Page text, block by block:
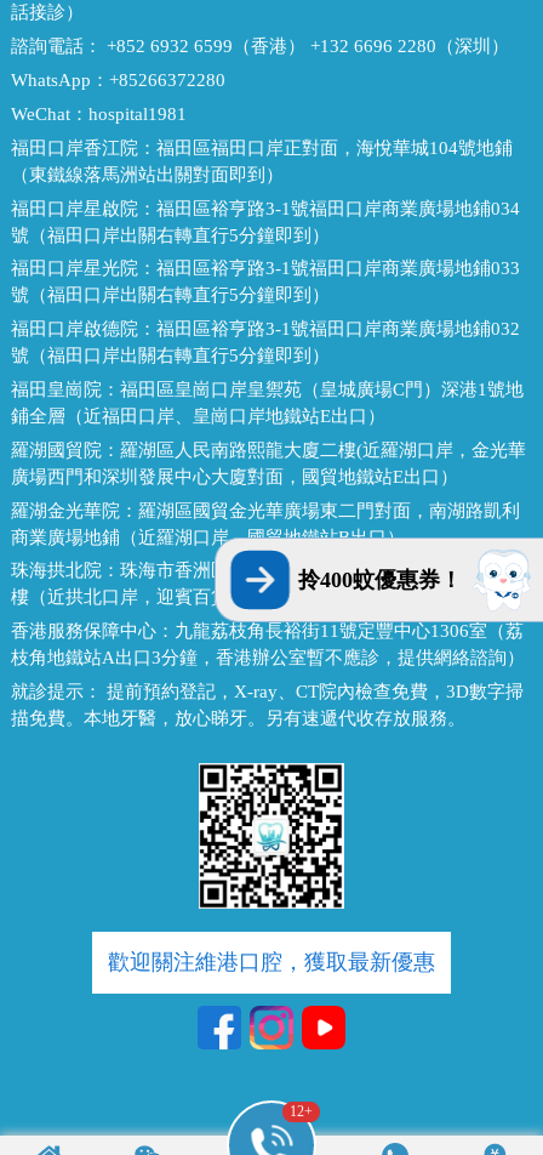
話接診）
諮詢電話： +852 6932 6599（香港） +132 6696 2280（深圳）
WhatsApp： +85266372280
WeChat： hospital1981
福田口岸香江院： 福田區福田口岸正對面，海悅華城104號地鋪
（東鐵線落馬洲站出關對面即到）
福田口岸星啟院： 福田區裕亨路3-1號福田口岸商業廣場地鋪034
號（福田口岸出關右轉直行5分鐘即到）
福田口岸星光院： 福田區裕亨路3-1號福田口岸商業廣場地鋪033
號（福田口岸出關右轉直行5分鐘即到）
福田口岸啟德院： 福田區裕亨路3-1號福田口岸商業廣場地鋪032
號（福田口岸出關右轉直行5分鐘即到）
福田皇崗院： 福田區皇崗口岸皇禦苑（皇城廣場C門）深港1號地
鋪全層（近福田口岸、皇崗口岸地鐵站E出口）
羅湖國貿院： 羅湖區人民南路熙龍大廈二樓(近羅湖口岸，金光華
廣場西門和深圳發展中心大廈對面，國貿地鐵站E出口）
羅湖金光華院： 羅湖區國貿金光華廣場東二門對面，南湖路凱利
商業廣場地鋪（近羅湖口岸、國貿地鐵站B出口）
珠海拱北院： 珠海市香洲區拱北迎賓南路1155號中建商業大廈15
樓（近拱北口岸，迎賓百貨廣場對面）
香港服務保障中心： 九龍荔枝角長裕街11號定豐中心1306室（荔
枝角地鐵站A出口3分鐘，香港辦公室暫不應診，提供網絡諮詢）
就診提示： 提前預約登記，X-ray、CT院內檢查免費，3D數字掃
描免費。本地牙醫，放心睇牙。另有速遞代收存放服務。
歡迎關注維港口腔，獲取最新優惠
12+
拎400蚊優惠券！